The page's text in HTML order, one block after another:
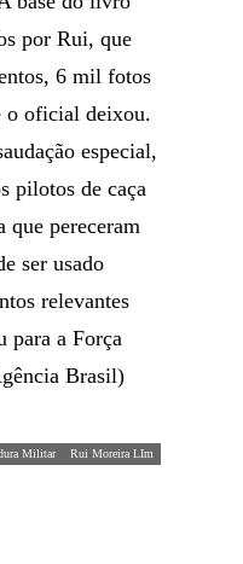
por Rui, que
6 mil fotos
o oficial deixou.
especial,
pilotos de caça
que pereceram
ser usado
relevantes
para a Força
Brasil)
Militar Rui Moreira LIm